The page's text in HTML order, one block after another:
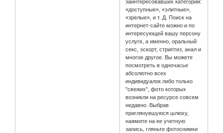
заинтересовавших категорий:
«доступные», «элитные»,
«зрелые», и т. Д. Поиск на
интернет-сайте можно и по
интересующей вашу персону
услуге, а именно, оральный
секс, эскорт, стриптиз, анал и
многое другое. Вы можете
посмотреть в одночасье
абсолютно всех
индивидуалок либо только
"свежих", фото которых
возникли на ресурсе совсем
недавно. Выбрав
приглянувшуюся шлюху,
нажмите на ее учетную
запись, гляньте фотоснимки